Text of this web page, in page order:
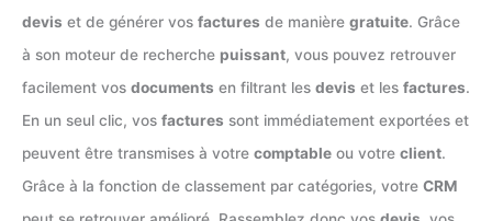
devis et de générer vos factures de manière gratuite. Grâce
à son moteur de recherche puissant, vous pouvez retrouver
facilement vos documents en filtrant les devis et les factures.
En un seul clic, vos factures sont immédiatement exportées et
peuvent être transmises à votre comptable ou votre client.
Grâce à la fonction de classement par catégories, votre CRM